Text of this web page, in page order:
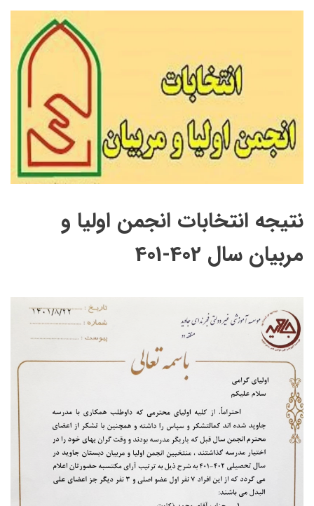
نتیجه انتخابات انجمن اولیا و
مربیان سال 402-401